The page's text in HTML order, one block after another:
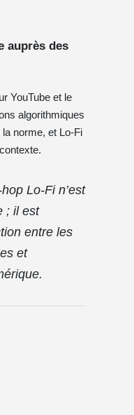
auprès des
YouTube et le
algorithmiques
norme, et Lo-Fi
Lo-Fi n’est
; il est
entre les
et